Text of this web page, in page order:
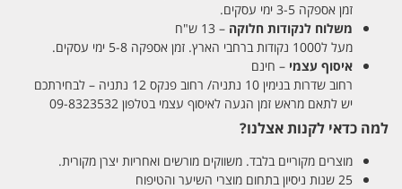
זמן אספקה 3-5 ימי עסקים.
משלוח לנקודות חלוקה – 13 ש"ח
מעל ל1000 נקודות ברחבי הארץ. זמן אספקה 5-8 ימי עסקים.
איסוף עצמי – חינם
רחוב שדרות בנימין 10 נתניה/ רחוב פנקס 12 נתניה – לבחירתכם
יש לתאם מראש זמן הגעה לאיסוף עצמי בטלפון 09-8323532
למה כדאי לקנות אצלנו?
מוצרים מקוריים בלבד. משווקים מורשים ואחריות יצרן מקורית.
25 שנות ניסיון בתחום מוצרי השיער והטיפוח